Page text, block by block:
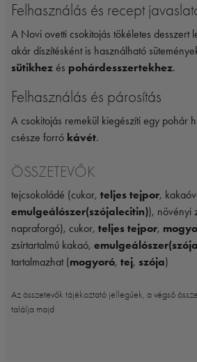
Felhasználás és recept
A Novi ovetti csokitojás tökéletes desszert
akár díszítésként is használható
sütikhez és pohárdesszertekhez.
Felhasználás és párosítás
A csokitojás remekül kiegészíti egy pohár
csésze forró kávét.
ÖSSZETEVŐK
tejcsokoládé (cukor, teljes tejpor,
emulgeálószer(szójalecitin)), növényi
napraforgó), cukor, teljes tejpor,
zsírtartalmú kakaó,
tartalmazhat (mogyoró, tej, szója)
Az összetevők tájékoztató jellegűek, a végső
találja majd